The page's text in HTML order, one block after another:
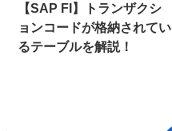
【SAP FI】トランザクシ
ョンコードが格納されてい
るテーブルを解説！